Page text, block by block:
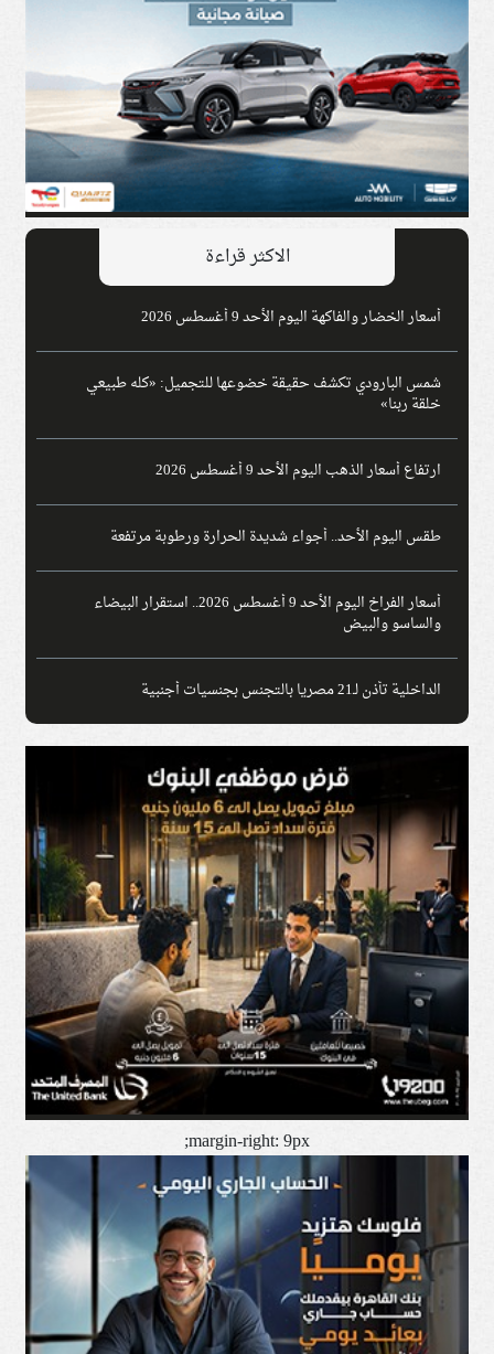
الاكثر قراءة
أسعار الخضار والفاكهة اليوم الأحد 9 أغسطس 2026
شمس البارودي تكشف حقيقة خضوعها للتجميل: «كله طبيعي
خلقة ربنا»
ارتفاع أسعار الذهب اليوم الأحد 9 أغسطس 2026
طقس اليوم الأحد.. أجواء شديدة الحرارة ورطوبة مرتفعة
أسعار الفراخ اليوم الأحد 9 أغسطس 2026.. استقرار البيضاء
والساسو والبيض
الداخلية تأذن لـ21 مصريا بالتجنس بجنسيات أجنبية
margin-right: 9px;